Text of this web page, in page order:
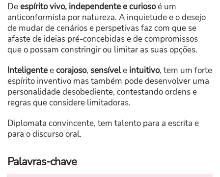
Deespírito vivo, independente e curiosoé um
anticonformista por natureza. A inquietude e o desejo
de mudar de cenários e perspetivas faz com que se
afaste de ideias pré-concebidas e de compromissos
que o possam constringir ou limitar as suas opções.
Inteligenteecorajoso, sensívele intuitivo, tem um forte
espírito inventivo mas também pode desenvolver uma
personalidade desobediente, contestando ordens e
regras que considere limitadoras.
Diplomata convincente, tem talento para a escrita e
para o discurso oral.
Palavras-chave